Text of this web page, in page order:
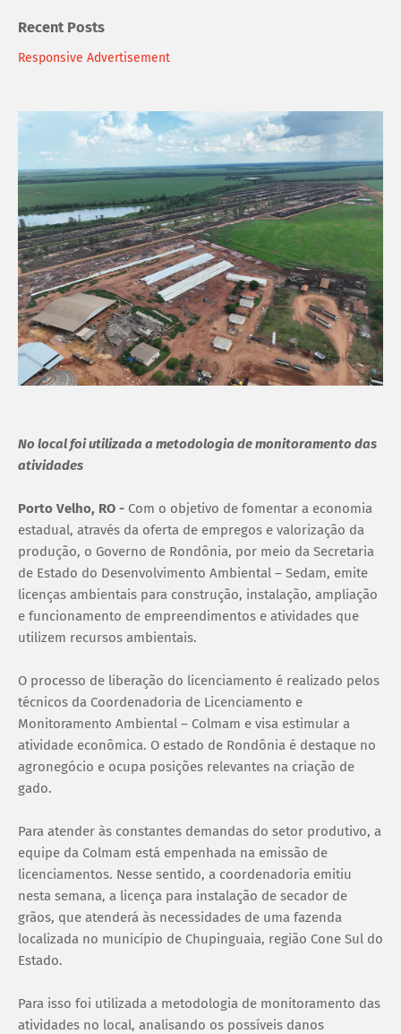
I
A
Recent Posts
Responsive Advertisement
No local foi utilizada a metodologia de monitoramento das
atividades
Porto Velho, RO - Com o objetivo de fomentar a economia
estadual, através da oferta de empregos e valorização da
produção, o Governo de Rondônia, por meio da Secretaria
de Estado do Desenvolvimento Ambiental – Sedam, emite
licenças ambientais para construção, instalação, ampliação
e funcionamento de empreendimentos e atividades que
utilizem recursos ambientais.
O processo de liberação do licenciamento é realizado pelos
técnicos da Coordenadoria de Licenciamento e
Monitoramento Ambiental – Colmam e visa estimular a
atividade econômica. O estado de Rondônia é destaque no
agronegócio e ocupa posições relevantes na criação de
gado.
Para atender às constantes demandas do setor produtivo, a
equipe da Colmam está empenhada na emissão de
licenciamentos. Nesse sentido, a coordenadoria emitiu
nesta semana, a licença para instalação de secador de
grãos, que atenderá às necessidades de uma fazenda
localizada no município de Chupinguaia, região Cone Sul do
Estado.
Para isso foi utilizada a metodologia de monitoramento das
atividades no local, analisando os possíveis danos